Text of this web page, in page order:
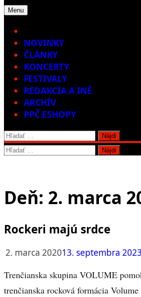
Menu
NOVINKY
ČLÁNKY
KONCERTY
FESTIVALY
REDAKCIA A INÉ
ARCHÍV
PPČ ESHOPY
Hľadať:
Hľadať:
Deň: 2. marca
Rockeri majú srdce
2. marca 202013. septembra 2023
Trenčianska skupina VOLUME
trenčianska rocková formácia